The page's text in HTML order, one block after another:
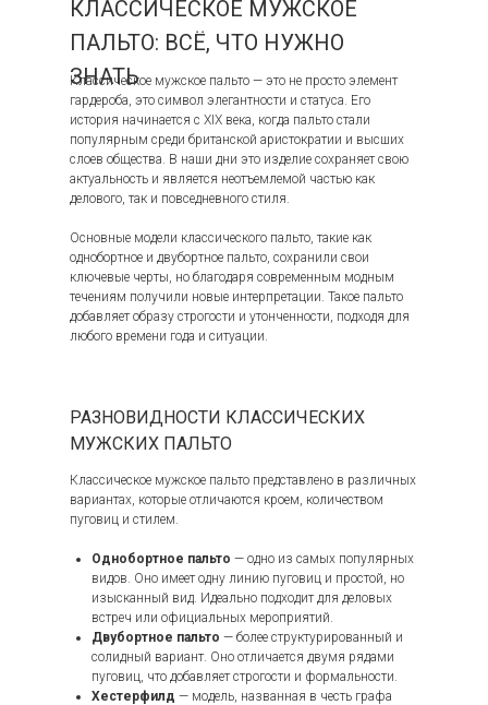
КЛАССИЧЕСКОЕ МУЖСКОЕ
ПАЛЬТО: ВСЁ, ЧТО НУЖНО
ЗНАТЬ
Классическое мужское пальто — это не просто элемент
гардероба, это символ элегантности и статуса. Его
история начинается с XIX века, когда пальто стали
популярным среди британской аристократии и высших
слоев общества. В наши дни это изделие сохраняет свою
актуальность и является неотъемлемой частью как
делового, так и повседневного стиля.
Основные модели классического пальто, такие как
однобортное и двубортное пальто, сохранили свои
ключевые черты, но благодаря современным модным
течениям получили новые интерпретации. Такое пальто
добавляет образу строгости и утонченности, подходя для
любого времени года и ситуации.
РАЗНОВИДНОСТИ КЛАССИЧЕСКИХ
МУЖСКИХ ПАЛЬТО
Классическое мужское пальто представлено в различных
вариантах, которые отличаются кроем, количеством
пуговиц и стилем.
Однобортное пальто — одно из самых популярных
видов. Оно имеет одну линию пуговиц и простой, но
изысканный вид. Идеально подходит для деловых
встреч или официальных мероприятий.
Двубортное пальто — более структурированный и
солидный вариант. Оно отличается двумя рядами
пуговиц, что добавляет строгости и формальности.
Хестерфилд — модель, названная в честь графа